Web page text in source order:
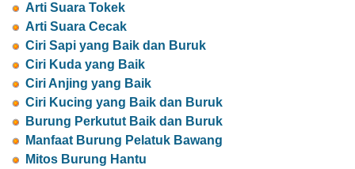
Arti Suara Tokek
Arti Suara Cecak
Ciri Sapi yang Baik dan Buruk
Ciri Kuda yang Baik
Ciri Anjing yang Baik
Ciri Kucing yang Baik dan Buruk
Burung Perkutut Baik dan Buruk
Manfaat Burung Pelatuk Bawang
Mitos Burung Hantu